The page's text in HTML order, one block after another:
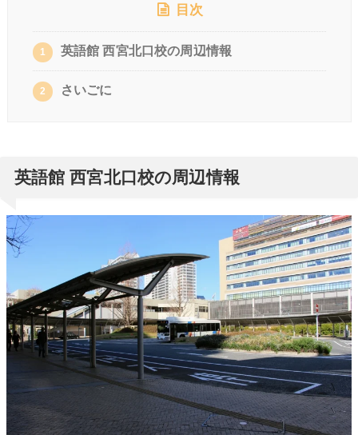
目次
1 英語館 西宮北口校の周辺情報
2 さいごに
英語館 西宮北口校の周辺情報